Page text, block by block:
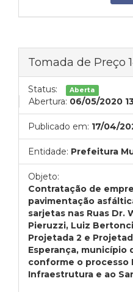
Tomada de Preço
Status: Aberta
Abertura: 06/05/2020
Publicado em: 17/04/
Entidade: Prefeitura
Objeto:
Contratação de
pavimentação
sarjetas nas Ruas Dr.
Pieruzzi, Luiz
Projetada 2 e
Esperança, município
conforme o processo
Infraestrutura e ao